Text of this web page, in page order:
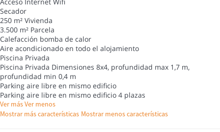
Secador
250 m² Vivienda
3.500 m² Parcela
Calefacción bomba de calor
Aire acondicionado en todo el alojamiento
Piscina Privada
Piscina Privada Dimensiones 8x4, profundidad max 1,7 m,
profundidad min 0,4 m
Parking aire libre en mismo edificio
Parking aire libre en mismo edificio 4 plazas
Ver másVer menos
Mostrar más características Mostrar menos características